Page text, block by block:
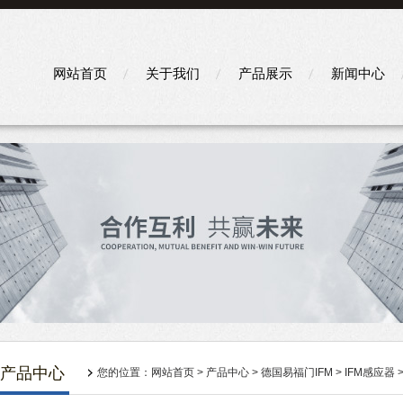
网站首页 关于我们 产品展示 新闻中心
产品中心 您的位置： 网站首页 > 产品中心 > 德国易福门IFM > IFM感应器